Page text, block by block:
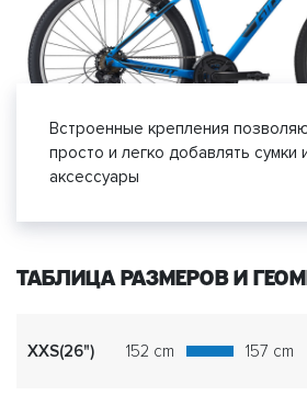
Встроенные крепления
просто и легко добавлять сумки
аксессуары
ТАБЛИЦА РАЗМЕРОВ И
XXS(26") 152 cm 157 cm